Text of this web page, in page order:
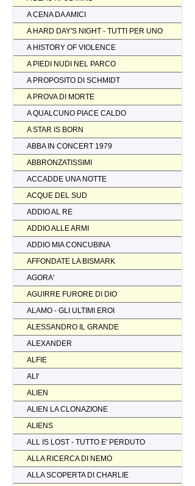
A CENA DA AMICI
A HARD DAY'S NIGHT - TUTTI PER UNO
A HISTORY OF VIOLENCE
A PIEDI NUDI NEL PARCO
A PROPOSITO DI SCHMIDT
A PROVA DI MORTE
A QUALCUNO PIACE CALDO
A STAR IS BORN
ABBA IN CONCERT 1979
ABBRONZATISSIMI
ACCADDE UNA NOTTE
ACQUE DEL SUD
ADDIO AL RE
ADDIO ALLE ARMI
ADDIO MIA CONCUBINA
AFFONDATE LA BISMARK
AGORA'
AGUIRRE FURORE DI DIO
ALAMO - GLI ULTIMI EROI
ALESSANDRO IL GRANDE
ALEXANDER
ALFIE
ALI'
ALIEN
ALIEN LA CLONAZIONE
ALIENS
ALL IS LOST - TUTTO E' PERDUTO
ALLA RICERCA DI NEMO
ALLA SCOPERTA DI CHARLIE